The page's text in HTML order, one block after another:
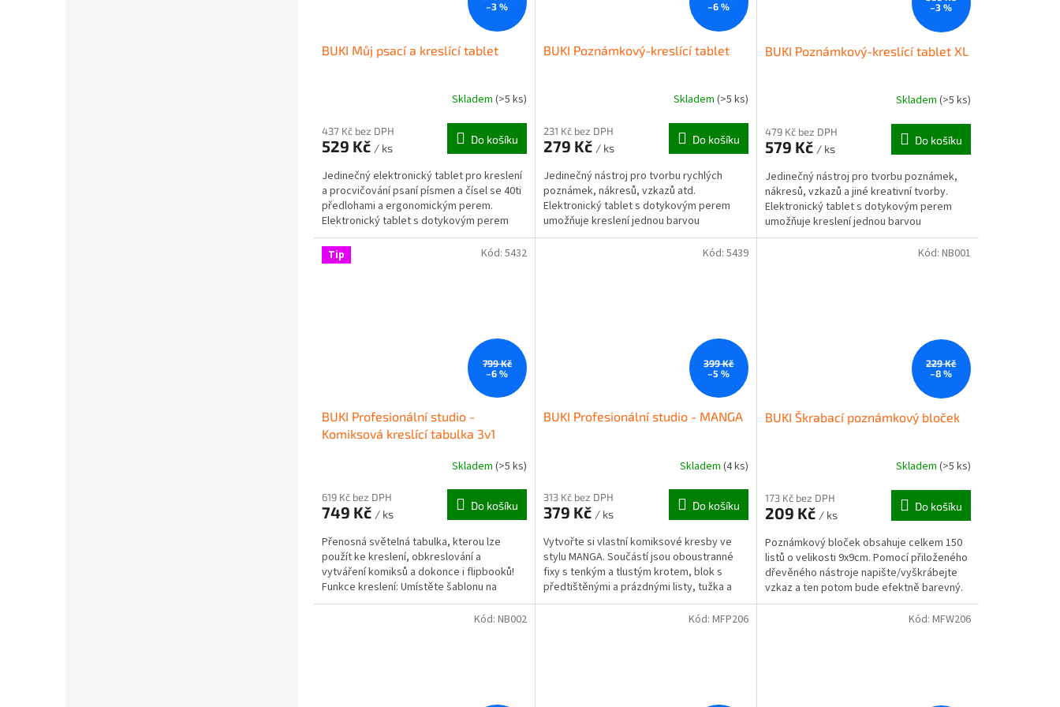
–3 %
BUKI Můj psací a kreslící tablet
Skladem (>5 ks)
437 Kč bez DPH
529 Kč / ks
Do košíku
Jedinečný elektronický tablet pro kreslení
a procvičování psaní písmen a čísel se 40ti
předlohami a ergonomickým perem.
Elektronický tablet s dotykovým perem
umožňuje...
–6 %
BUKI Poznámkový-kreslící tablet
Skladem (>5 ks)
231 Kč bez DPH
279 Kč / ks
Do košíku
Jedinečný nástroj pro tvorbu rychlých
poznámek, nákresů, vzkazů atd.
Elektronický tablet s dotykovým perem
umožňuje kreslení jednou barvou
(tyrkysová - zelenomodrá) a následně...
–3 %
BUKI Poznámkový-kreslící tablet XL
Skladem (>5 ks)
479 Kč bez DPH
579 Kč / ks
Do košíku
Jedinečný nástroj pro tvorbu poznámek,
nákresů, vzkazů a jiné kreativní tvorby.
Elektronický tablet s dotykovým perem
umožňuje kreslení jednou barvou
(tyrkysová - zelenomodrá) a...
Tip
799 Kč
–6 %
BUKI Profesionální studio -
Komiksová kreslící tabulka 3v1
Skladem (>5 ks)
619 Kč bez DPH
749 Kč / ks
Do košíku
Přenosná světelná tabulka, kterou lze
použít ke kreslení, obkreslování a
vytváření komiksů a dokonce i flipbooků!
Funkce kreslení: Umístěte šablonu na
podložku a poté na ni...
Kód: 5432
399 Kč
–5 %
BUKI Profesionální studio - MANGA
Skladem (4 ks)
313 Kč bez DPH
379 Kč / ks
Do košíku
Vytvořte si vlastní komiksové kresby ve
stylu MANGA. Součástí jsou oboustranné
fixy s tenkým a tlustým krotem, blok s
předtištěnými a prázdnými listy, tužka a
gumou, 2...
Kód: 5439
229 Kč
–8 %
BUKI Škrabací poznámkový bloček
Skladem (>5 ks)
173 Kč bez DPH
209 Kč / ks
Do košíku
Poznámkový bloček obsahuje celkem 150
listů o velikosti 9x9cm. Pomocí přiloženého
dřevěného nástroje napište/vyškrábejte
vzkaz a ten potom bude efektně barevný.
Vhodné pro...
Kód: NB001
Kód: NB002 Kód: MFP206 Kód: MFW206